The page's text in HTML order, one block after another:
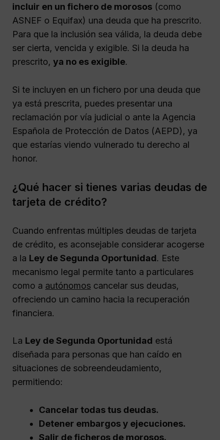
incluir en un fichero de morosos (como
ASNEF o Equifax) una deuda que ha prescrito.
Para que la inclusión sea válida, la deuda debe
ser cierta, vencida y exigible. Si la deuda ha
prescrito, ya no es exigible.
Si te incluyen en un fichero por una deuda que
ya está prescrita, puedes presentar una
reclamación por vía judicial o ante la Agencia
Española de Protección de Datos (AEPD), ya
que estarías viendo vulnerado tu derecho al
honor.
¿Qué hacer si tienes varias deudas de
tarjeta de crédito?
Cuando enfrentas múltiples deudas de tarjeta
de crédito, es aconsejable considerar acogerse
a la Ley de Segunda Oportunidad. Este
mecanismo legal permite tanto a particulares
como a autónomos cancelar sus deudas,
ofreciendo un camino hacia la recuperación
financiera.
La Ley de Segunda Oportunidad está
diseñada para personas que han caído en
situaciones de sobreendeudamiento,
permitiendo:
Cancelar todas tus deudas.
Detener embargos y ejecuciones.
Salir de ficheros de morosos.